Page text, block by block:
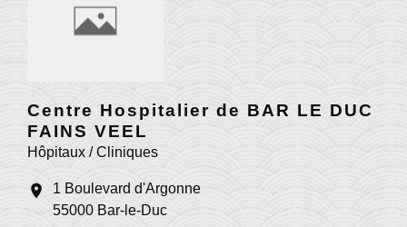
Centre Hospitalier de BAR LE DUC
FAINS VEEL
Hôpitaux / Cliniques
location_on
1 Boulevard d'Argonne
55000 Bar-le-Duc